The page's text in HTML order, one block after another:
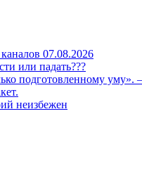
07.08.2026
или падать???
подготовленному
неизбежен